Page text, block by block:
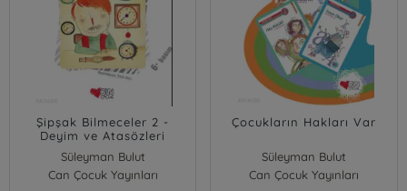
Şipşak Bilmeceler 2 -
Deyim ve Atasözleri
Süleyman Bulut
Can Çocuk Yayınları
Çocukların Hakları Var
Süleyman Bulut
Can Çocuk Yayınları